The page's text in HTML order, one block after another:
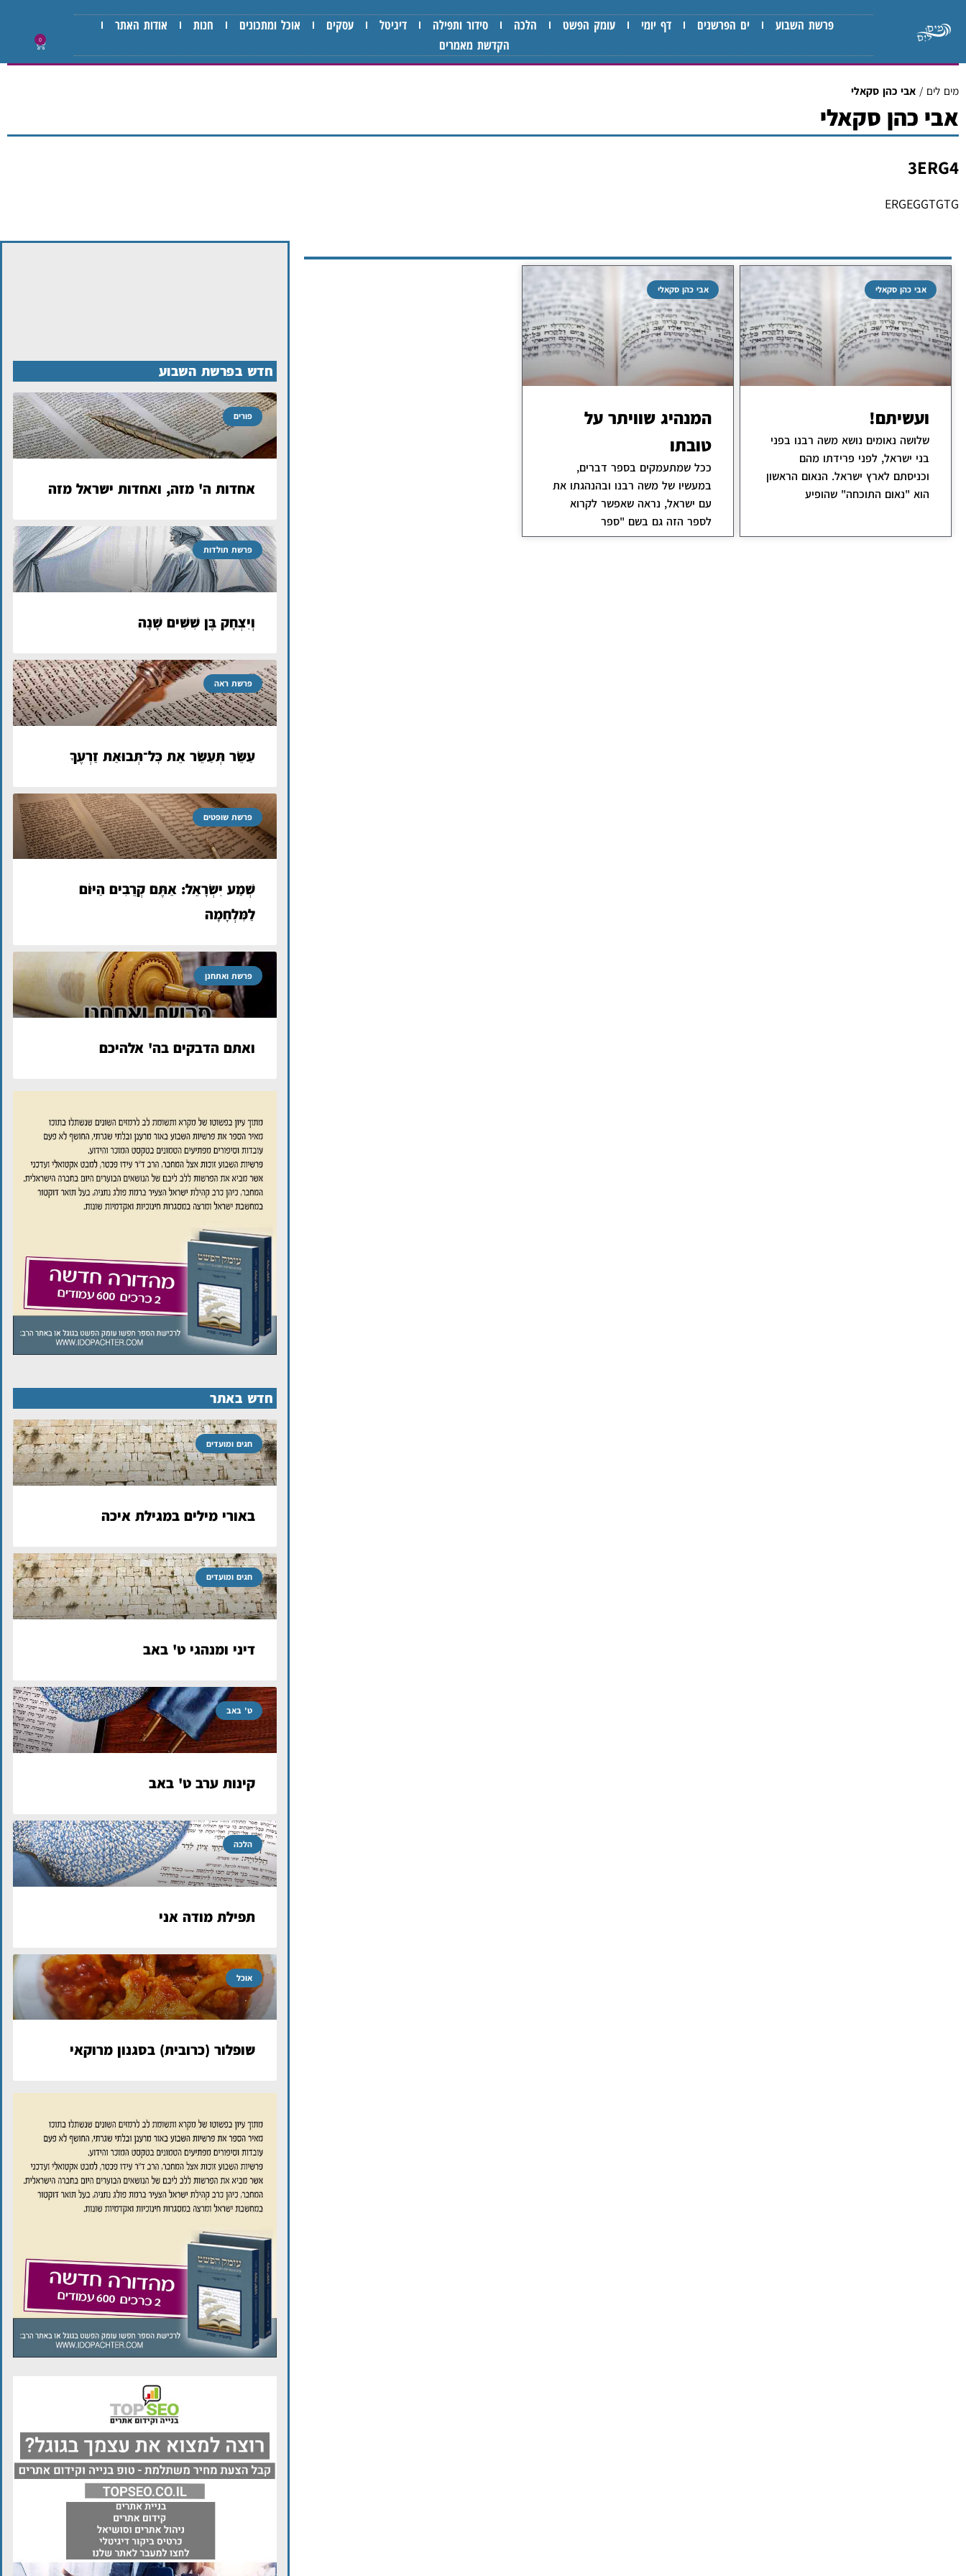
פרשת השבוע ים הפרשנים דף יומי עומק הפשט הלכה סידור ותפילה דיגיטל עסקים אוכל ומתכונים חנות
אודות האתר
הקדשת מאמרים
0
מים לים / אבי כהן סקאלי
אבי כהן סקאלי
3ERG4
ERGEGGTGTG
אבי כהן סקאלי
ועשיתם!
שלושה נאומים נושא משה רבנו בפני
בני ישראל, לפני פרידתו מהם
וכניסתם לארץ ישראל. הנאום הראשון
הוא "נאום התוכחה" שהופיע
אבי כהן סקאלי
המנהיג שוויתר על
טובתו
ככל שמתעמקים בספר דברים,
במעשיו של משה רבנו ובהנהגתו את
עם ישראל, נראה שאפשר לקרוא
לספר הזה גם בשם "ספר
חדש בפרשת השבוע
פורים
אחדות ה' מזה, ואחדות ישראל מזה
פרשת תולדות
וְיִצְחָק בֶּן שִׁשִּׁים שָׁנָה
פרשת ראה
עַשֵּׂר תְּעַשֵּׂר אֵת כׇּל־תְּבוּאַת זַרְעֶךָ
פרשת שופטים
שְׁמַע יִשְׂרָאֵל: אַתֶּם קְרֵבִים הַיּוֹם
לַמִּלְחָמָה
פרשת ואתחנן
ואתם הדבקים בה' אלהיכם
חדש באתר
חגים ומועדים
באורי מילים במגילת איכה
חגים ומועדים
דיני ומנהגי ט' באב
ט' באב
קינות ערב ט' באב
הלכה
תפילת מודה אני
אוכל
שופלור (כרובית) בסגנון מרוקאי